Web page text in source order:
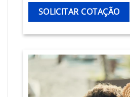
SOLICITAR COTAÇÃO